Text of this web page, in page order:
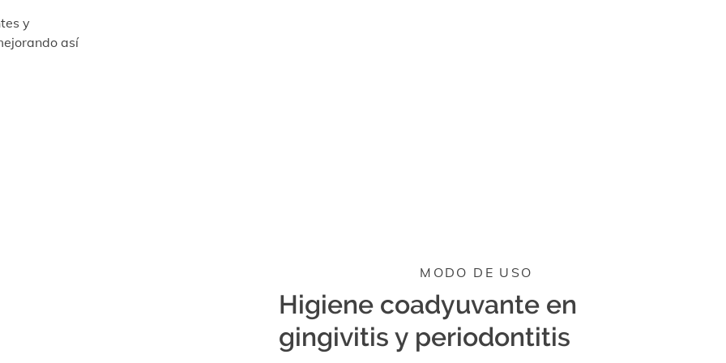
y
así
MODO DE USO
Higiene coadyuvante en
gingivitis y periodontitis